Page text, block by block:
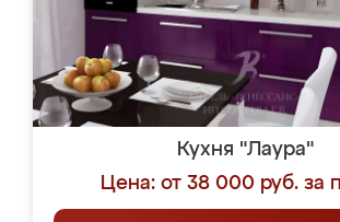
Кухня "Лаура"
Цена: от 38 000 руб. за